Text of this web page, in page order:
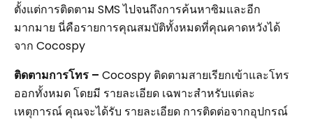
ตั้งแต่การติดตาม SMS ไปจนถึงการค้นหาซิมและอีก
มากมาย นี่คือรายการคุณสมบัติทั้งหมดที่คุณคาดหวังได้
จาก Cocospy
ติดตามการโทร – Cocospy ติดตามสายเรียกเข้าและโทร
ออกทั้งหมด โดยมี รายละเอียด เฉพาะสำหรับแต่ละ
เหตุการณ์ คุณจะได้รับ รายละเอียด การติดต่อจากอุปกรณ์